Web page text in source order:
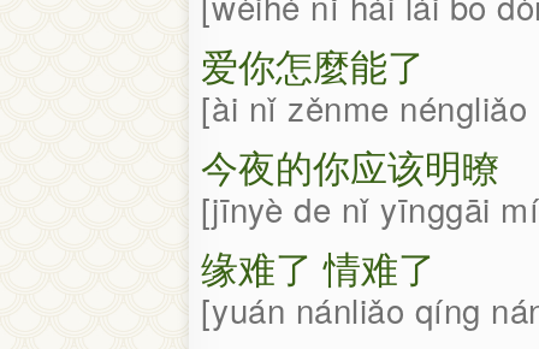
爱你怎麼能了
ài nǐ zěnme néngliǎo
今夜的你应该明暸
jīnyè de nǐ yīnggāi
缘难了 情难了
yuán nánliǎo qíng